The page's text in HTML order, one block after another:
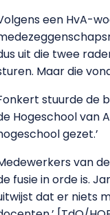
een HvA-
uit die twee
Maar die
stuurde de
Hogeschool van
gezet.’
van
fusie in orde is.
dat er niets